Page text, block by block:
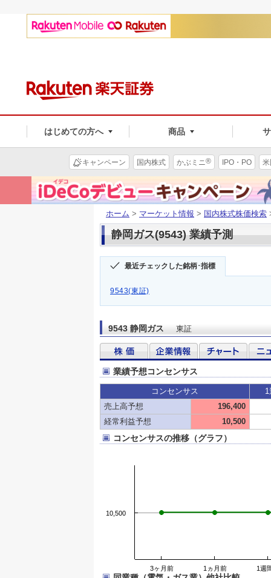
はじめての方へ 商品
キャンペーン 国内株式 かぶミニ® IPO・PO
ホーム > マーケット情報 > 国内株式株価検索
静岡ガス(9543) 業績予測
最近チェックした銘柄･指標
9543(東証)
9543 静岡ガス 東証